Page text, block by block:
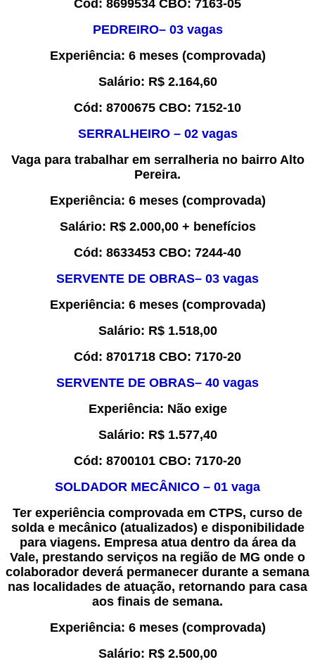
Cód: 8699534 CBO: 7163-05
PEDREIRO– 03vagas
Experiência: 6 meses (comprovada)
Salário: R$ 2.164,60
Cód: 8700675 CBO: 7152-10
SERRALHEIRO – 02vagas
Vaga para trabalhar em serralheria no bairro Alto
Pereira.
Experiência: 6 meses (comprovada)
Salário: R$ 2.000,00 + benefícios
Cód: 8633453 CBO: 7244-40
SERVENTE DE OBRAS– 03 vagas
Experiência: 6 meses (comprovada)
Salário: R$ 1.518,00
Cód: 8701718 CBO: 7170-20
SERVENTE DE OBRAS– 40 vagas
Experiência: Não exige
Salário: R$ 1.577,40
Cód: 8700101 CBO: 7170-20
SOLDADOR MECÂNICO – 01 vaga
Ter experiência comprovada em CTPS, curso de
solda e mecânico (atualizados) e disponibilidade
para viagens. Empresa atua dentro da área da
Vale, prestando serviços na região de MG onde o
colaborador deverá permanecer durante a semana
nas localidades de atuação, retornando para casa
aos finais de semana.
Experiência: 6 meses (comprovada)
Salário: R$ 2.500,00